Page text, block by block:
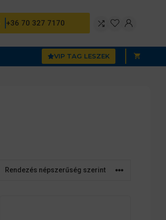
+36 70 327 7170
VIP TAG LESZEK